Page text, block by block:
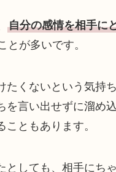
自分の感情を相手に
とが多いです。
たくないという気持
を言い出せずに溜め
こともあります。
としても、相手にち